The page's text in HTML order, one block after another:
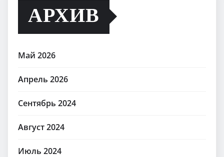
АРХИВ
Май 2026
Апрель 2026
Сентябрь 2024
Август 2024
Июль 2024